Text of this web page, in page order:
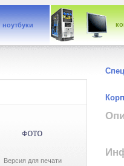
ноутбуки
Версия для печати